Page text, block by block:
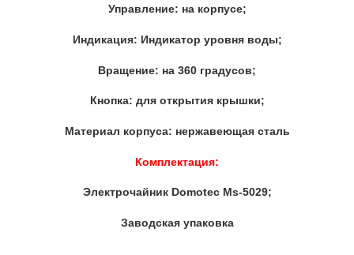
Управление: на корпусе;
Индикация: Индикатор уровня воды;
Вращение: на 360 градусов;
Кнопка: для открытия крышки;
Материал корпуса: нержавеющая сталь
Комплектация:
Электрочайник Domotec Ms-5029;
Заводская упаковка